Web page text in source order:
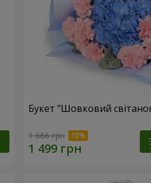
Букет "Шовковий
1 666 грн